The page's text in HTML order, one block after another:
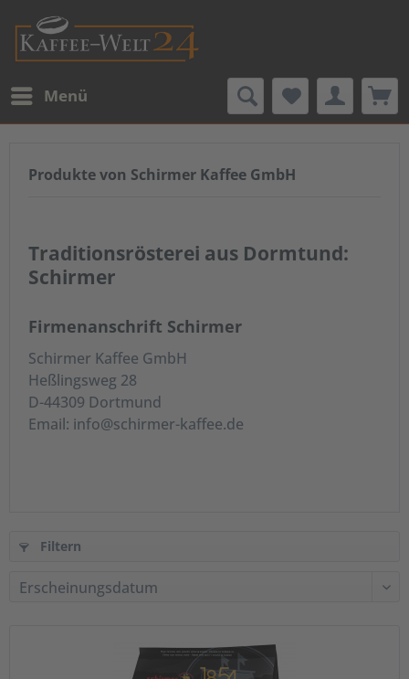
Menü
Produkte von Schirmer Kaffee GmbH
Traditionsrösterei aus Dormtund:
Schirmer
Firmenanschrift Schirmer
Schirmer Kaffee GmbH
Heßlingsweg 28
D-44309 Dortmund
Email: info@schirmer-kaffee.de
Filtern